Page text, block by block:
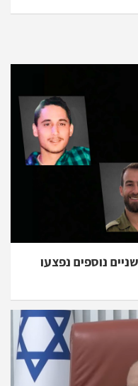
נוספים נפצעו